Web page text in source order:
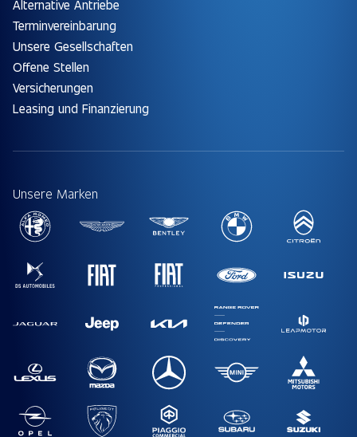
Alternative Antriebe
Terminvereinbarung
Unsere Gesellschaften
Offene Stellen
Versicherungen
Leasing und Finanzierung
Unsere Marken